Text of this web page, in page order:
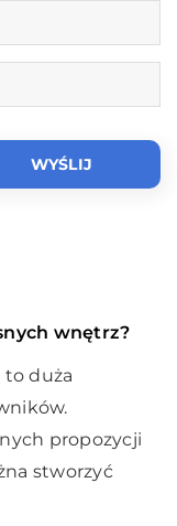
03 sierpnia 2020
wnętrz?
duża
propozycji
stworzyć